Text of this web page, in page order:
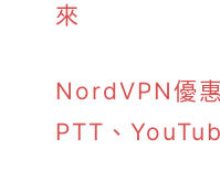
來
NordVPN優
PTT、